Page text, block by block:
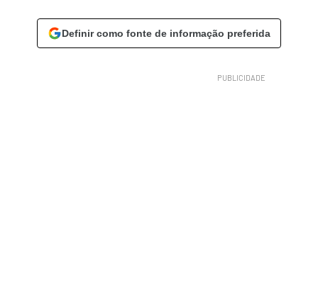
Definir como fonte de informação preferida